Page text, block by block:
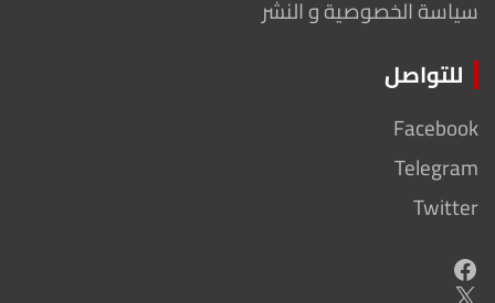
سياسة الخصوصية و النشر
للتواصل
Facebook
Telegram
Twitter
Facebook